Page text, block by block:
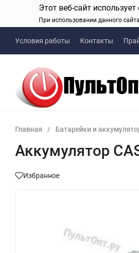
Этот веб-сайт
При использовании данного
Условия работы Контакты
Главная / Батарейки и
Аккумулятор
Избранное